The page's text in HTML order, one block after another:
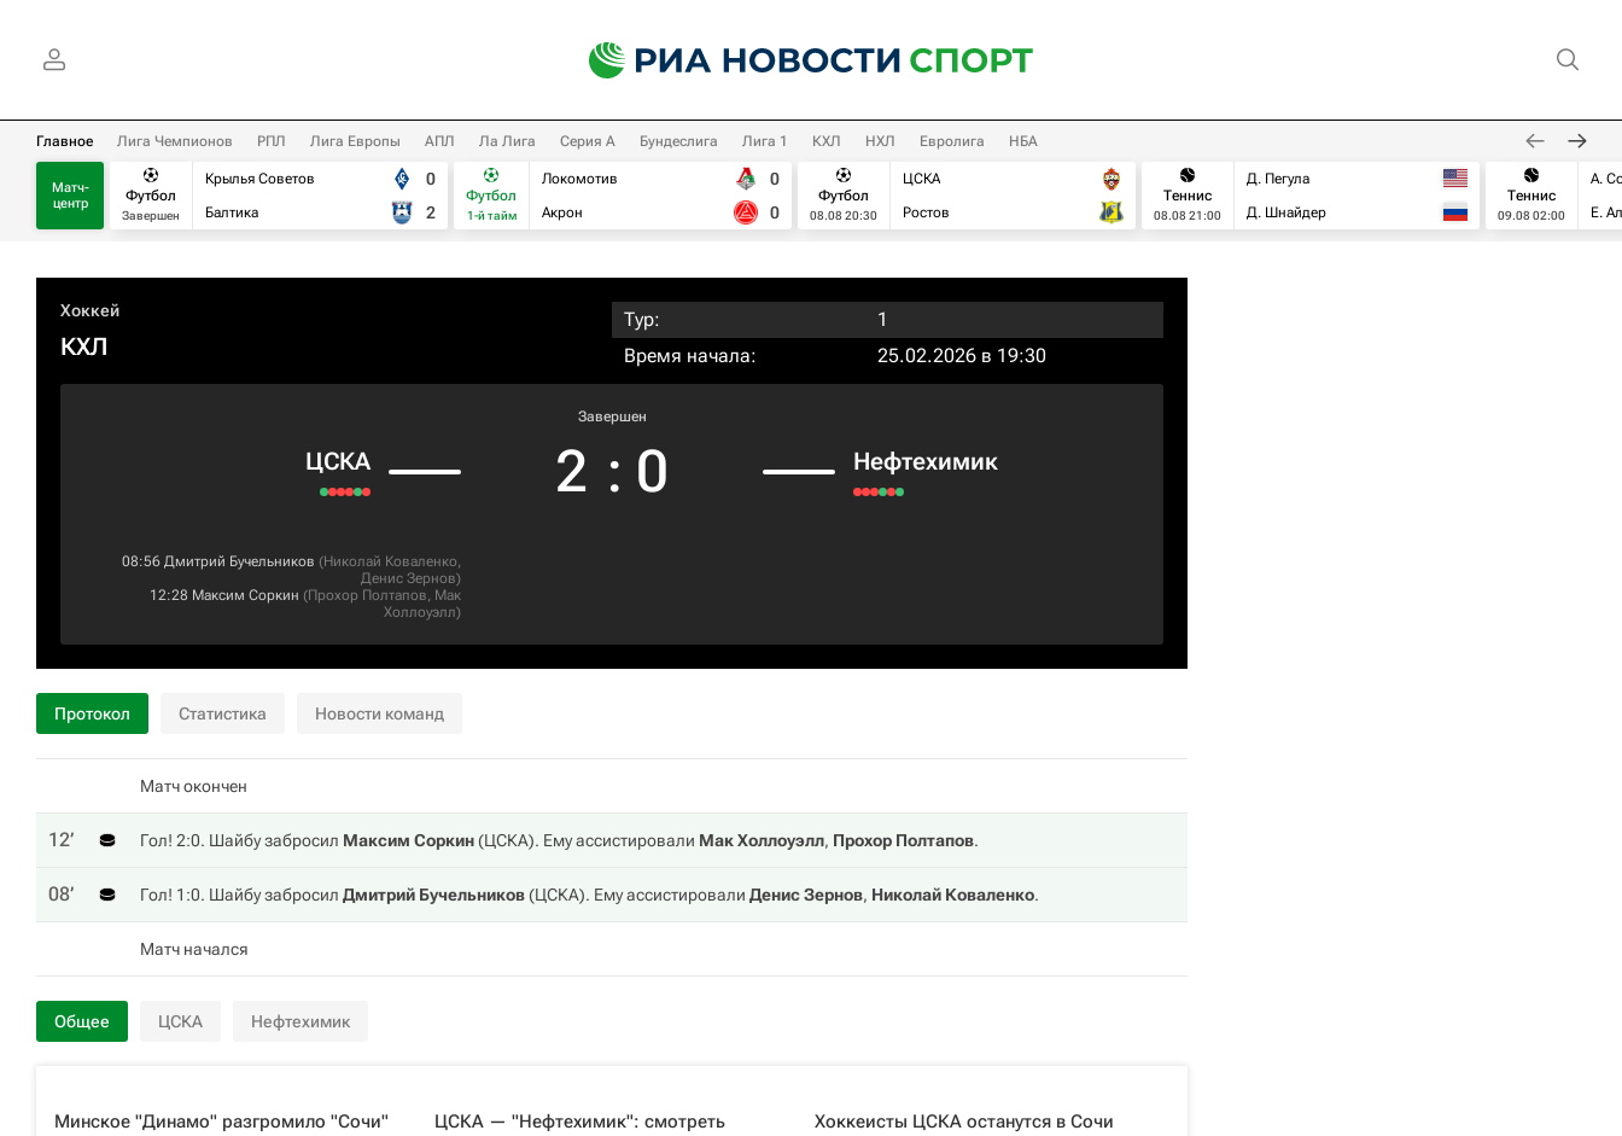
Главное Лига Чемпионов РПЛ Лига Европы АПЛ Ла Лига Серия А Бундеслига Лига 1 КХЛ НХЛ Евролига НБА
Матч-
центр
Футбол
Завершен
Крылья Советов
Балтика
0
2
Футбол
1-й тайм
Локомотив
Акрон
0
0
Футбол
08.08 20:30
ЦСКА
Ростов
Теннис
08.08 21:00
Д. Пегула
Д. Шнайдер
Теннис
09.08 02:00
А.
Е.
Хоккей
КХЛ
Тур:
1
Время начала:
25.02.2026 в 19:30
ЦСКА
Завершен
2 : 0 Нефтехимик
08:56 Дмитрий Бучельников (Николай Коваленко,
Денис Зернов)
12:28 Максим Соркин (Прохор Полтапов, Мак
Холлоуэлл)
Протокол Статистика Новости команд
Матч окончен
12‎’‎ Гол! 2:0. Шайбу забросил Максим Соркин(ЦСКА). Ему ассистировали Мак Холлоуэлл, Прохор Полтапов.
08‎’‎ Гол! 1:0. Шайбу забросил Дмитрий Бучельников(ЦСКА). Ему ассистировали Денис Зернов, Николай Коваленко.
Матч начался
Общее ЦСКА Нефтехимик
Минское "Динамо" разгромило "Сочи"
ЦСКА — "Нефтехимик": смотреть
Хоккеисты ЦСКА останутся в Сочи